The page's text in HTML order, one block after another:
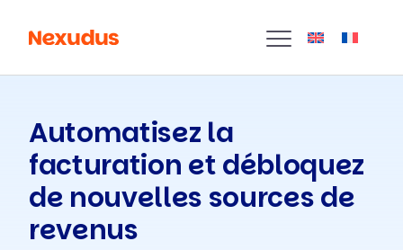
Automatisez la
facturation et débloquez
de nouvelles sources de
revenus